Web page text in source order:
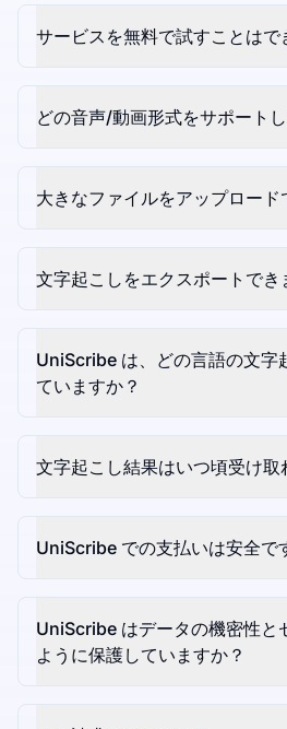
サービスを無料で試すことはで
どの音声/動画形式をサポート
大きなファイルをアップロード
文字起こしをエクスポートでき
UniScribe は、どの言語の文字
ていますか？
文字起こし結果はいつ頃受け取
UniScribe での支払いは安全で
UniScribe はデータの機密性と
ように保護していますか？